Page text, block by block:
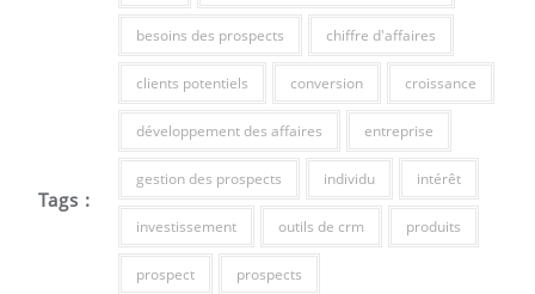
Tags :
besoins des prospects chiffre d'affaires
clients potentiels conversion croissance
développement des affaires entreprise
gestion des prospects individu intérêt
investissement outils de crm produits
prospect prospects